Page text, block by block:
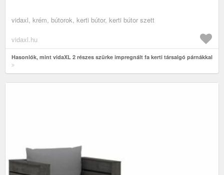
vidaxl, krém, bútorok, kerti bútor, kerti bútor szett
vidaxl.hu
Hasonlók, mint vidaXL 2 részes szürke impregnált fa kerti társalgó párnákkal